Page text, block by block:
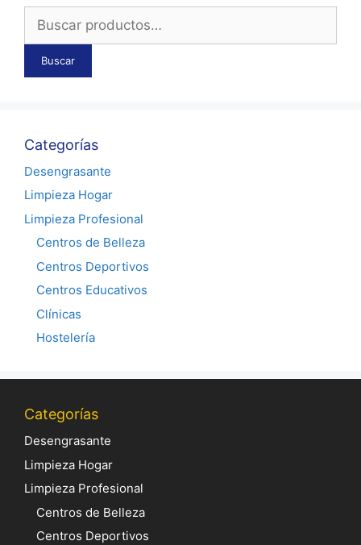
por:
Buscar
Categorías
Desengrasante
Limpieza Hogar
Limpieza Profesional
Centros de Belleza
Centros Deportivos
Centros Educativos
Clínicas
Hostelería
Categorías
Desengrasante
Limpieza Hogar
Limpieza Profesional
Centros de Belleza
Centros Deportivos